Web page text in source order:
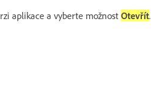
aplikace a vyberte možnost Otevřít.